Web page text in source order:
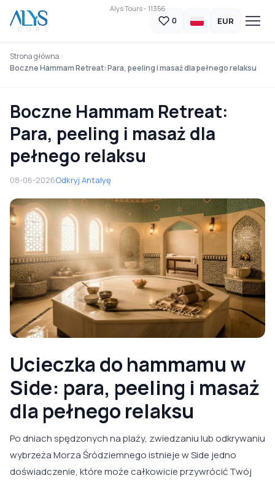
Alys Tours - 11356
0 EUR
Strona główna
Boczne Hammam Retreat: Para, peeling i masaż dla pełnego relaksu
Boczne Hammam Retreat:
Para, peeling i masaż dla
pełnego relaksu
08-06-2026Odkryj Antalyę
Ucieczka do hammamu w
Side: para, peeling i masaż
dla pełnego relaksu
Po dniach spędzonych na plaży, zwiedzaniu lub odkrywaniu
wybrzeża Morza Śródziemnego istnieje w Side jedno
doświadczenie, które może całkowicie przywrócić Twój